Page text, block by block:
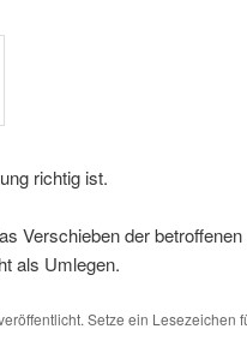
richtig ist.
Verschieben der betroffenen
als Umlegen.
Setze ein Lesezeichen